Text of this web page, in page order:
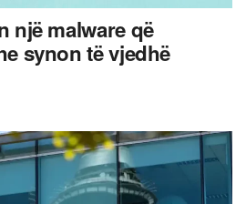
një malware që
synon të vjedhë